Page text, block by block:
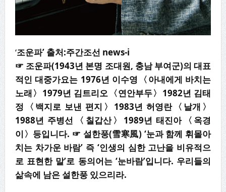
‘조운파’ 출처:주간조선 news-i
☞ 조운파(1943년 본명 조대원, 충남 부여군)의 대표
적인 대중가요는 1976년 이수영 〈아내에게 바치는
노래〉 1979년 김트리오 〈연안부두〉 1982년 김태
정 〈 백지로 보낸 편지 〉 1983년 허영란〈 날개 〉
1988년 주병선 〈 칠갑산〉 1989년 태진아〈 옥경
이 〉 등입니다. ☞ 설한풍(雪寒風) ‘눈과 함께 휘몰아
치는 차가운 바람’ 즉 ‘인생의 심한 고난을 비유적으
로 표현한 말’로 동의어는 ‘눈바람’입니다. 우리들의
삶속에 남은 설한풍 있으리라.